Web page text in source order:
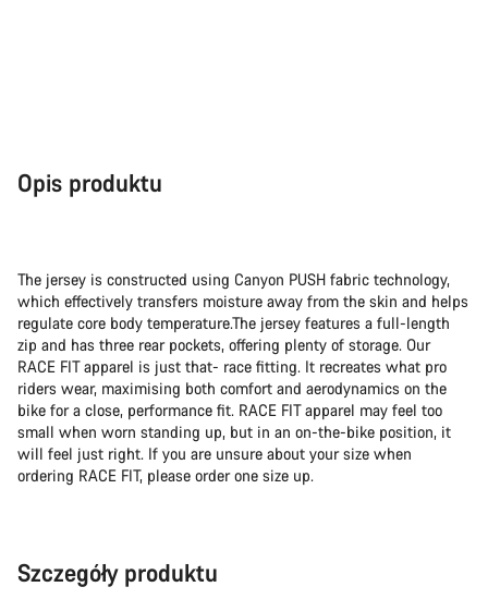
Opis produktu
The jersey is constructed using Canyon PUSH fabric technology,
which effectively transfers moisture away from the skin and helps
regulate core body temperature.The jersey features a full-length
zip and has three rear pockets, offering plenty of storage. Our
RACE FIT apparel is just that- race fitting. It recreates what pro
riders wear, maximising both comfort and aerodynamics on the
bike for a close, performance fit. RACE FIT apparel may feel too
small when worn standing up, but in an on-the-bike position, it
will feel just right. If you are unsure about your size when
ordering RACE FIT, please order one size up.
Szczegóły produktu